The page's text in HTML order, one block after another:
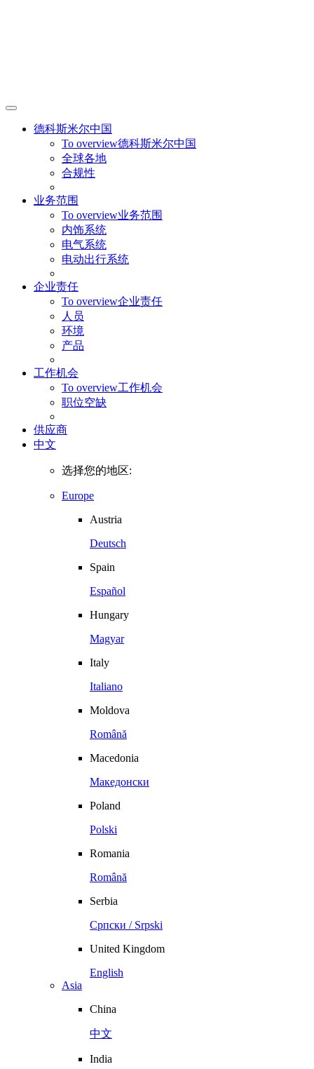
德科斯米尔中国
To overview德科斯米尔中国
全球各地
合规性
业务范围
To overview业务范围
内饰系统
电气系统
电动出行系统
企业责任
To overview企业责任
人员
环境
产品
工作机会
To overview工作机会
职位空缺
供应商
中文
选择您的地区:
Europe
Austria
Deutsch
Spain
Español
Hungary
Magyar
Italy
Italiano
Moldova
Română
Macedonia
Македонски
Poland
Polski
Romania
Română
Serbia
Српски / Srpski
United Kingdom
English
Asia
China
中文
India